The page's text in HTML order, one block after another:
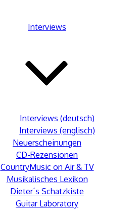
Interviews
Interviews (deutsch)
Interviews (englisch)
Neuerscheinungen
CD-Rezensionen
CountryMusic on Air & TV
Musikalisches Lexikon
Dieter´s Schatzkiste
Guitar Laboratory